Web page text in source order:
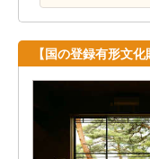
【国の登録有形文